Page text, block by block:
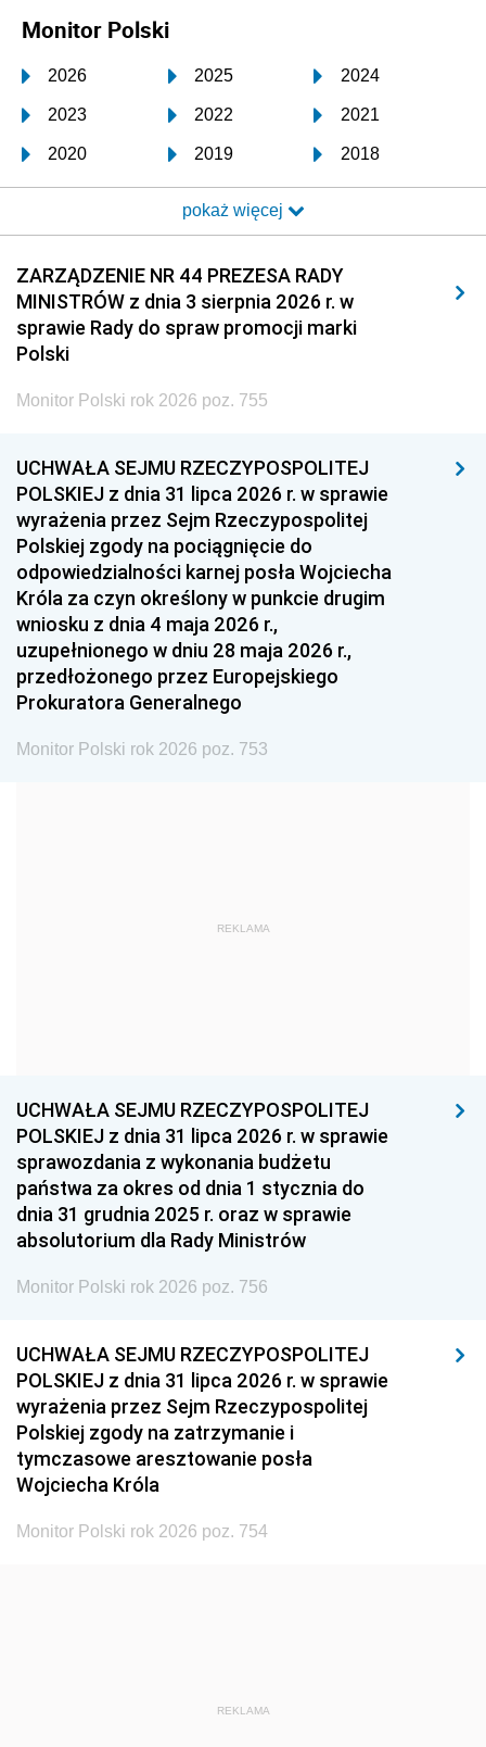
Monitor Polski
2026 2025 2024
2023 2022 2021
2020 2019 2018
2017 2016 2015
2014 2013 2012
2011 2010 2009
2008 2007 2006
2005
1996 1995 1994
1993 1992 1991
1990 1989
1987 1986 1985
1984 1983
1981 1980 1979
1978 1977
1975 1974
1959
1939 1938 1937
1936 1930
pokaż więcej
ZARZĄDZENIE NR 44 PREZESA RADY
MINISTRÓW z dnia 3 sierpnia 2026 r. w
sprawie Rady do spraw promocji marki
Polski
Monitor Polski rok 2026 poz. 755
UCHWAŁA SEJMU RZECZYPOSPOLITEJ
POLSKIEJ z dnia 31 lipca 2026 r. w sprawie
wyrażenia przez Sejm Rzeczypospolitej
Polskiej zgody na pociągnięcie do
odpowiedzialności karnej posła Wojciecha
Króla za czyn określony w punkcie drugim
wniosku z dnia 4 maja 2026 r.,
uzupełnionego w dniu 28 maja 2026 r.,
przedłożonego przez Europejskiego
Prokuratora Generalnego
Monitor Polski rok 2026 poz. 753
REKLAMA
UCHWAŁA SEJMU RZECZYPOSPOLITEJ
POLSKIEJ z dnia 31 lipca 2026 r. w sprawie
sprawozdania z wykonania budżetu
państwa za okres od dnia 1 stycznia do
dnia 31 grudnia 2025 r. oraz w sprawie
absolutorium dla Rady Ministrów
Monitor Polski rok 2026 poz. 756
UCHWAŁA SEJMU RZECZYPOSPOLITEJ
POLSKIEJ z dnia 31 lipca 2026 r. w sprawie
wyrażenia przez Sejm Rzeczypospolitej
Polskiej zgody na zatrzymanie i
tymczasowe aresztowanie posła
Wojciecha Króla
Monitor Polski rok 2026 poz. 754
REKLAMA